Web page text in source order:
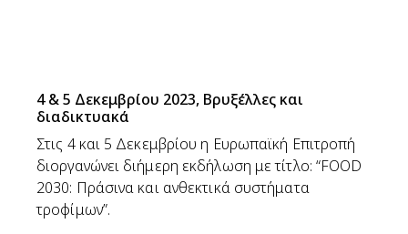
4 & 5 Δεκεμβρίου 2023, Βρυξέλλες και
διαδικτυακά
Στις 4 και 5 Δεκεμβρίου η Ευρωπαϊκή Επιτροπή
διοργανώνει διήμερη εκδήλωση με τίτλο: “FOOD
2030: Πράσινα και ανθεκτικά συστήματα
τροφίμων”.